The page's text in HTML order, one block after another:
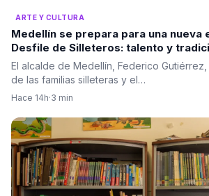
ARTE Y CULTURA
Medellín se prepara para una nueva
Desfile de Silleteros: talento y
protagonistas
El alcalde de Medellín, Federico
de las familias silleteras y el…
Hace 14h·3 min